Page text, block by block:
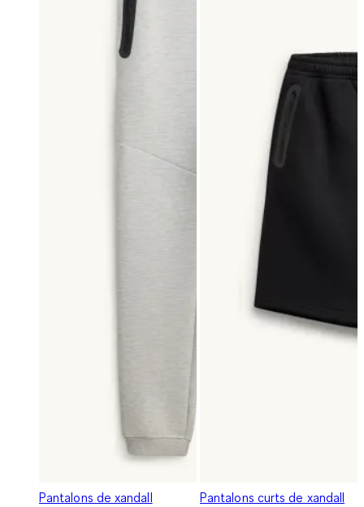
Pantalons de xandall
Pantalons curts de xandall